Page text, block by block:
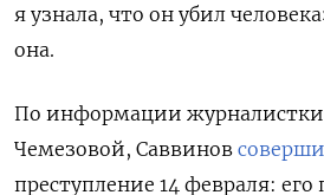
я узнала, что он убил
она.
По информации
Чемезовой, Саввинов
преступление 14 февраля: его